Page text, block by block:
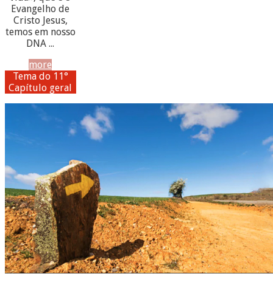
Evangelho de
Cristo Jesus,
temos em nosso
DNA ...
more
Tema do 11°
Capítulo geral